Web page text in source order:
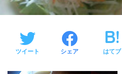
ツイート シェア はてブ